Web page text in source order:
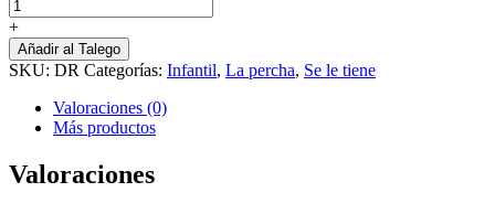
Rapunzel
Iluminado
cantidad
+
Añadir al Talego
SKU: DR Categorías: Infantil, La percha, Se le tiene
Valoraciones (0)
Más productos
Valoraciones